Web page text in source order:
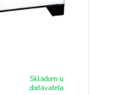
Skladom u
dodávateľa